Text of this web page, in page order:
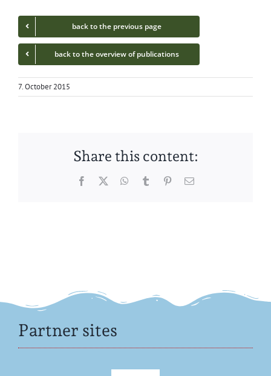
back to the pre­vi­ous page
back to the overview of publications
7. October 2015
Share this content:
Facebook
Twitter WhatsApp
Tumblr PinterestEmail
Partner sites